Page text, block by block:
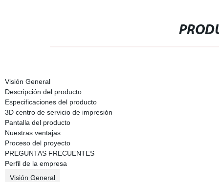
Visión General
Descripción del producto
Especificaciones del producto
3D centro de servicio de impresión
Pantalla del producto
Nuestras ventajas
Proceso del proyecto
PREGUNTAS FRECUENTES
Perfil de la empresa
Visión General